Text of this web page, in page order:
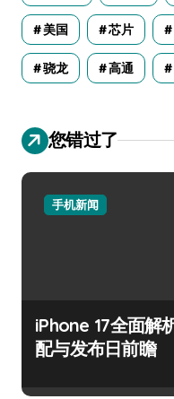
美国 芯片
骁龙 高通
您错过了
手机新闻
iPhone 17全面解
配与发布日前瞻